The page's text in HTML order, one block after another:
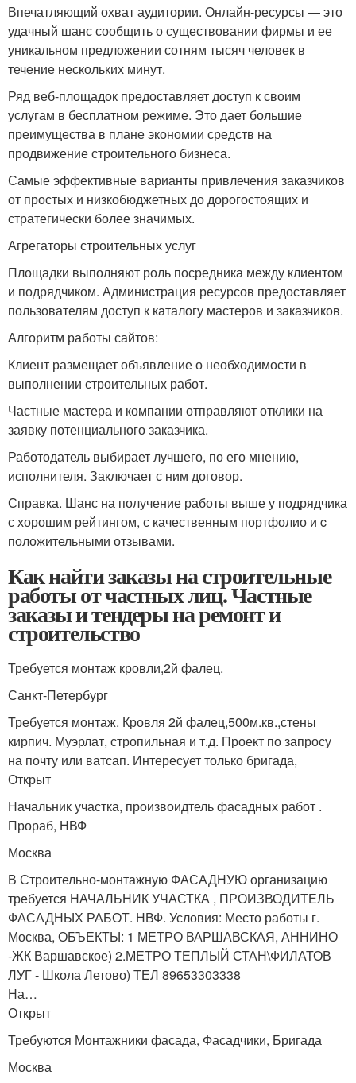
Впечатляющий охват аудитории. Онлайн-ресурсы — это
удачный шанс сообщить о существовании фирмы и ее
уникальном предложении сотням тысяч человек в
течение нескольких минут.
Ряд веб-площадок предоставляет доступ к своим
услугам в бесплатном режиме. Это дает большие
преимущества в плане экономии средств на
продвижение строительного бизнеса.
Самые эффективные варианты привлечения заказчиков
от простых и низкобюджетных до дорогостоящих и
стратегически более значимых.
Агрегаторы строительных услуг
Площадки выполняют роль посредника между клиентом
и подрядчиком. Администрация ресурсов предоставляет
пользователям доступ к каталогу мастеров и заказчиков.
Алгоритм работы сайтов:
Клиент размещает объявление о необходимости в
выполнении строительных работ.
Частные мастера и компании отправляют отклики на
заявку потенциального заказчика.
Работодатель выбирает лучшего, по его мнению,
исполнителя. Заключает с ним договор.
Справка. Шанс на получение работы выше у подрядчика
с хорошим рейтингом, с качественным портфолио и c
положительными отзывами.
Как найти заказы на строительные
работы от частных лиц. Частные
заказы и тендеры на ремонт и
строительство
Требуется монтаж кровли,2й фалец.
Санкт-Петербург
Требуется монтаж. Кровля 2й фалец,500м.кв.,стены
кирпич. Муэрлат, стропильная и т.д. Проект по запросу
на почту или ватсап. Интересует только бригада,
Открыт
Начальник участка, произвоидтель фасадных работ .
Прораб, НВФ
Москва
В Строительно-монтажную ФАСАДНУЮ организацию
требуется НАЧАЛЬНИК УЧАСТКА , ПРОИЗВОДИТЕЛЬ
ФАСАДНЫХ РАБОТ. НВФ. Условия: Место работы г.
Москва, ОБЪЕКТЫ: 1 МЕТРО ВАРШАВСКАЯ, АННИНО
-ЖК Варшавское) 2.МЕТРО ТЕПЛЫЙ СТАН\ФИЛАТОВ
ЛУГ - Школа Летово) ТЕЛ 89653303338
На…
Открыт
Требуются Монтажники фасада, Фасадчики, Бригада
Москва